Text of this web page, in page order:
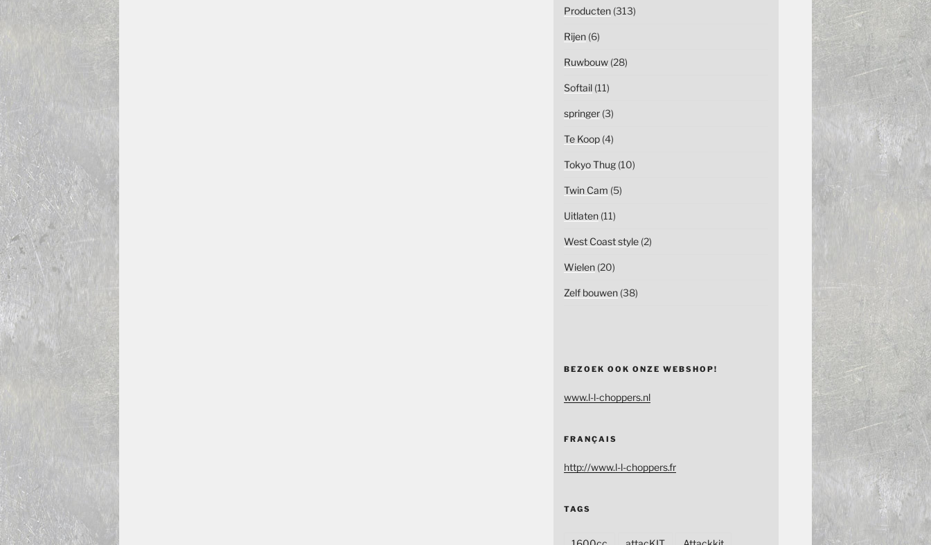
Producten(313)
Rijen(6)
Ruwbouw(28)
Softail(11)
springer(3)
Te Koop(4)
Tokyo Thug(10)
Twin Cam (5)
Uitlaten(11)
West Coast style(2)
Wielen(20)
Zelf bouwen(38)
BEZOEK OOK ONZE WEBSHOP!
www.l-l-choppers.nl
FRANÇAIS
http://www.l-l-choppers.fr
TAGS